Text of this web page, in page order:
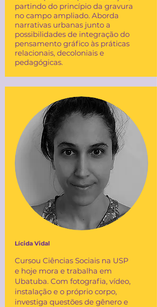
partindo do princípio da gravura
no campo ampliado. Aborda
narrativas urbanas junto a
possibilidades de integração do
pensamento gráfico às práticas
relacionais, decoloniais e
pedagógicas.
Lícida Vidal
Cursou Ciências Sociais na USP
e hoje mora e trabalha em
Ubatuba. Com fotografia, vídeo,
instalação e o próprio corpo,
investiga questões de gênero e